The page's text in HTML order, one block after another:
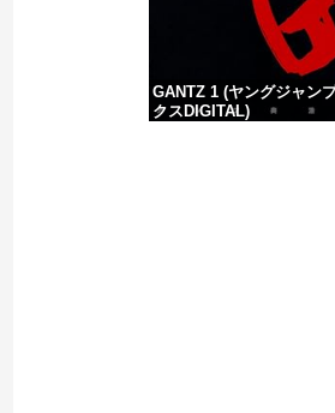
GANTZ 1 (ヤングジャン
クスDIGITAL)
価